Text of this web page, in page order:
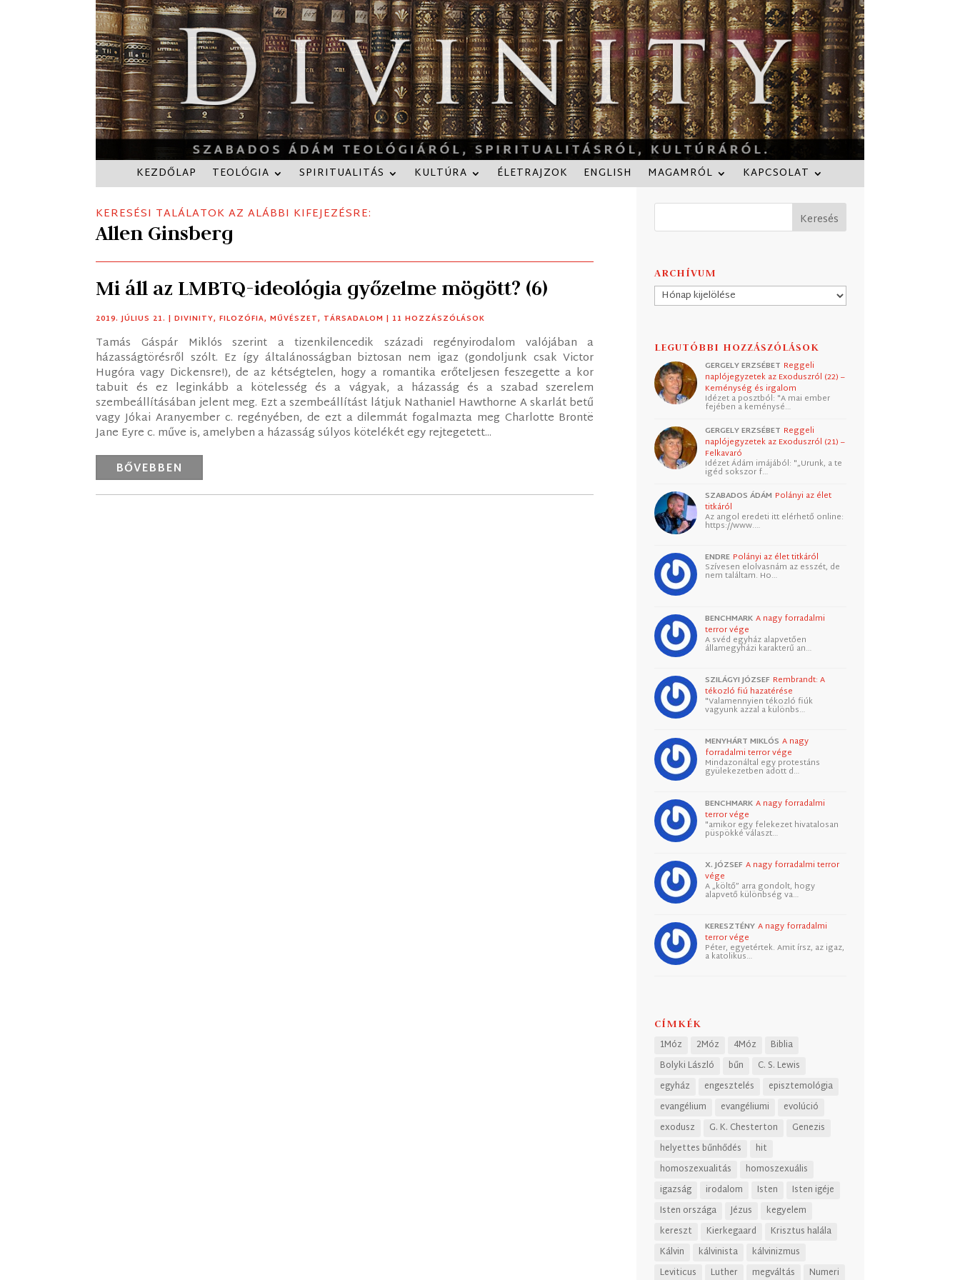
KEZDŐLAP TEOLÓGIA SPIRITUALITÁS KULTÚRA ÉLETRAJZOK ENGLISH MAGAMRÓL KAPCSOLAT
KERESÉSI TALÁLATOK AZ ALÁBBI KIFEJEZÉSRE:
Allen Ginsberg
Mi áll az LMBTQ-ideológia győzelme mögött? (6)
2019. JÚLIUS 21. |DIVINITY,FILOZÓFIA,MŰVÉSZET, TÁRSADALOM | 11 HOZZÁSZÓLÁSOK
Tamás Gáspár Miklós szerint a tizenkilencedik századi regényirodalom valójában a
házasságtörésről szólt. Ez így általánosságban biztosan nem igaz (gondoljunk csak Victor
Hugóra vagy Dickensre!), de az kétségtelen, hogy a romantika erőteljesen feszegette a kor
tabuit és ez leginkább a kötelesség és a vágyak, a házasság és a szabad szerelem
szembeállításában jelent meg. Ezt a szembeállítást látjuk Nathaniel Hawthorne A skarlát betű
vagy Jókai Aranyember c. regényében, de ezt a dilemmát fogalmazta meg Charlotte Brontë
Jane Eyre c. műve is, amelyben a házasság súlyos kötelékét egy rejtegetett...
BŐVEBBEN
ARCHÍVUM
Archívum
LEGUTÓBBI HOZZÁSZÓLÁSOK
GERGELY ERZSÉBET Reggeli
naplójegyzetek az Exoduszról (22) –
Keménység és irgalom
Idézet a posztból: "A mai ember
fejében a keménysé…
GERGELY ERZSÉBET Reggeli
naplójegyzetek az Exoduszról (21) –
Felkavaró
Idézet Ádám imájából: "„Urunk, a te
igéd sokszor f…
SZABADOS ÁDÁM Polányi az élet
titkáról
Az angol eredeti itt elérhető online:
https://www.…
ENDRE Polányi az élet titkáról
Szívesen elolvasnám az esszét, de
nem találtam. Ho…
BENCHMARK A nagy forradalmi
terror vége
A svéd egyház alapvetően
államegyházi karakterű an…
SZILÁGYI JÓZSEF Rembrandt: A
tékozló fiú hazatérése
"Valamennyien tékozló fiúk
vagyunk azzal a különbs…
MENYHÁRT MIKLÓS A nagy
forradalmi terror vége
Mindazonáltal egy protestáns
gyülekezetben adott d…
BENCHMARK A nagy forradalmi
terror vége
"amikor egy felekezet hivatalosan
püspökké választ…
X. JÓZSEF A nagy forradalmi terror
vége
A „költő” arra gondolt, hogy
alapvető különbség va…
KERESZTÉNY A nagy forradalmi
terror vége
Péter, egyetértek. Amit írsz, az igaz,
a katolikus…
CÍMKÉK
1Móz 2Móz 4Móz
Biblia
Bolyki László
bűn
C. S. Lewis
egyház
engesztelés
episztemológia
evangélium
evangéliumi
evolúció
exodusz
G. K. Chesterton
Genezis
helyettes bűnhődés
hit
homoszexualitás
homoszexuális
igazság
irodalom Isten
Isten igéje
Isten országa
Jézus
kegyelem
kereszt
Kierkegaard
Krisztus halála
Kálvin
kálvinista
kálvinizmus
Leviticus
Luther megváltás Numeri